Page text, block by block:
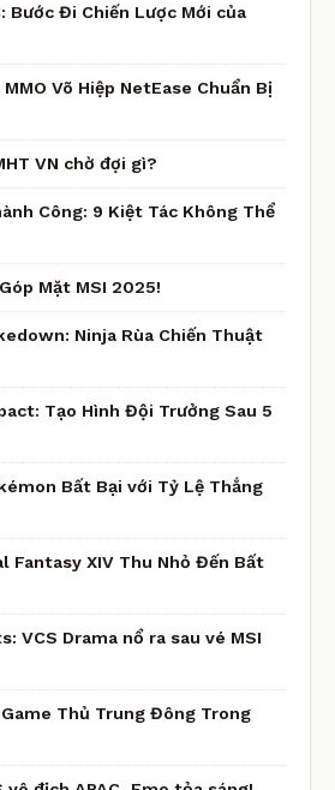
Bước Đi Chiến Lược Mới của
Võ Hiệp NetEase Chuẩn Bị
VN chờ đợi gì?
Công: 9 Kiệt Tác Không Thể
Mặt MSI 2025!
Ninja Rùa Chiến Thuật
Tạo Hình Đội Trưởng Sau 5
Bất Bại với Tỷ Lệ Thắng
Fantasy XIV Thu Nhỏ Đến Bất
VCS Drama nổ ra sau vé MSI
Thủ Trung Đông Trong